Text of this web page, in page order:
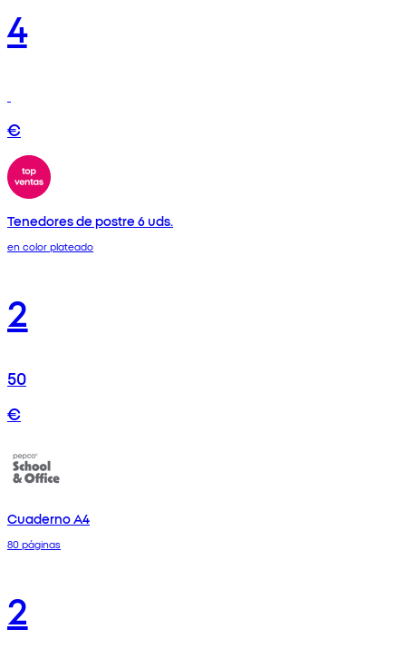
4
€
Tenedores de postre 6 uds.
en color plateado
2
50
€
Cuaderno A4
80 páginas
2